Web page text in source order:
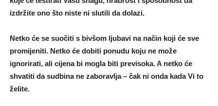
izdržite ono što niste ni slutili da dolazi.
Netko će se suočiti s bivšom ljubavi na način koji će sve
promijeniti. Netko će dobiti ponudu koju ne može
ignorirati, ali cijena bi mogla biti previsoka. A netko će
shvatiti da sudbina ne zaboravlja – čak ni onda kada Vi to
želite.